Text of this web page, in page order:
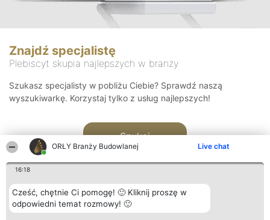
ORŁY Branży Budowlanej Live chat
16:18
Cześć, chętnie Ci pomogę! 🙂 Kliknij proszę w
odpowiedni temat rozmowy! 🙂
Znajdź specjalistę
Plebiscyt skupia najlepszych w branży
Szukasz specjalisty w pobliżu Ciebie? Sprawdź naszą
wyszukiwarkę. Korzystaj tylko z usług najlepszych!
Szukaj